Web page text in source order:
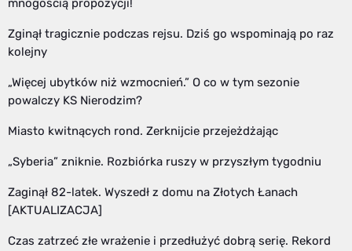
mnogością propozycji!
Zginął tragicznie podczas rejsu. Dziś go wspominają po raz
kolejny
„Więcej ubytków niż wzmocnień.” O co w tym sezonie
powalczy KS Nierodzim?
Miasto kwitnących rond. Zerknijcie przejeżdżając
„Syberia” zniknie. Rozbiórka ruszy w przyszłym tygodniu
Zaginął 82-latek. Wyszedł z domu na Złotych Łanach
[AKTUALIZACJA]
Czas zatrzeć złe wrażenie i przedłużyć dobrą serię. Rekord